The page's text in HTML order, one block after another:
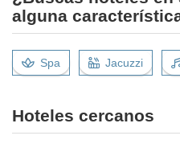
alguna
Spa Jacuzzi
Hoteles cercanos